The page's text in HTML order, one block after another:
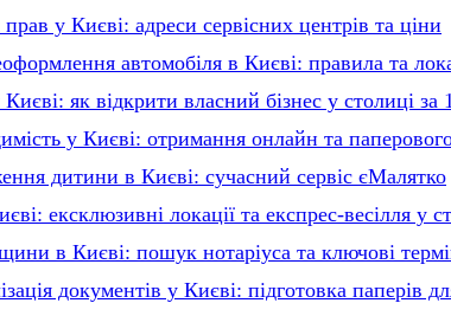
у Києві: адреси сервісних центрів та ціни
автомобіля в Києві: правила та
як відкрити власний бізнес у столиці за
у Києві: отримання онлайн та
дитини в Києві: сучасний сервіс єМалятко
ексклюзивні локації та експрес-весілля у
в Києві: пошук нотаріуса та ключові
документів у Києві: підготовка паперів